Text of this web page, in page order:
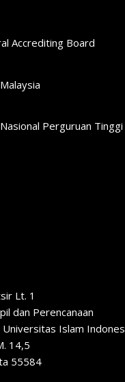
Accrediting Board
Perguruan Tinggi
Lt. 1
dan Perencanaan
Islam
14,5
55584